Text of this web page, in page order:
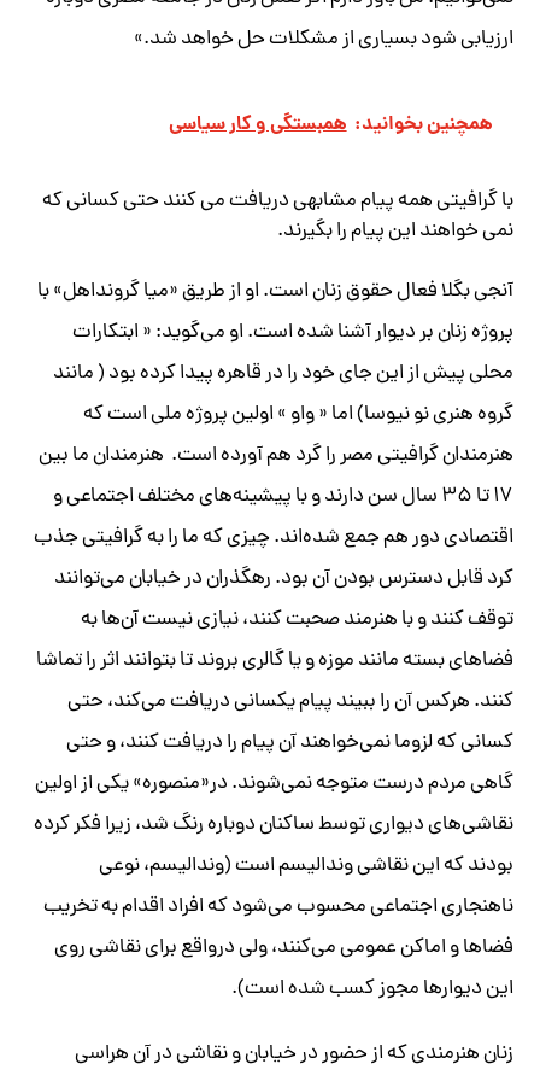
ارزیابی شود بسیاری از مشکلات حل خواهد شد.»
همچنین بخوانید: همبستگی و کار سیاسی
با گرافیتی همه پیام مشابهی دریافت می کنند حتی کسانی که
نمی خواهند این پیام را بگیرند.
آنجی بگلا فعال حقوق زنان است. او از طریق «میا گرونداهل» با
پروژه زنان بر دیوار آشنا شده است. او می‌گوید: « ابتکارات
محلی پیش از این جای خود را در قاهره پیدا کرده بود ( مانند
گروه هنری نو نیوسا) اما « واو » اولین پروژه ملی است که
هنرمندان گرافیتی مصر را گرد هم آورده است. هنرمندان ما بین
۱۷ تا ۳۵ سال سن دارند و با پیشینه‌های مختلف اجتماعی و
اقتصادی دور هم جمع شده‌اند. چیزی که ما را به گرافیتی جذب
کرد قابل دسترس بودن آن بود. رهگذران در خیابان می‌توانند
توقف کنند و با هنرمند صحبت کنند، نیازی نیست آن‌ها به
فضاهای بسته مانند موزه و یا گالری بروند تا بتوانند اثر را تماشا
کنند. هرکس آن را ببیند پیام یکسانی دریافت می‌کند، حتی
کسانی که لزوما نمی‌خواهند آن پیام را دریافت کنند، و حتی
گاهی مردم درست متوجه نمی‌شوند. در«منصوره» یکی از اولین
نقاشی‌های دیواری توسط ساکنان دوباره رنگ شد، زیرا فکر کرده
بودند که این نقاشی وندالیسم است (وندالیسم، نوعی
ناهنجاری اجتماعی محسوب می‌شود که افراد اقدام به تخریب
فضاها و اماکن عمومی می‌کنند، ولی درواقع برای نقاشی روی
این دیوارها مجوز کسب شده است).
زنان هنرمندی که از حضور در خیابان و نقاشی در آن هراسی